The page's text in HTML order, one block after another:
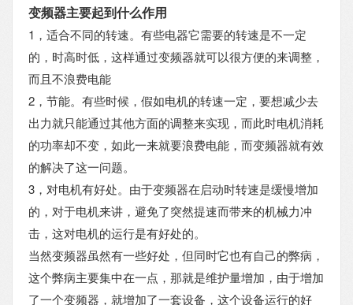
变频器主要起到什么作用
1，适合不同的转速。有些电器它需要的转速是不一定
的，时高时低，这样通过变频器就可以很方便的来调整，
而且不浪费电能
2，节能。有些时候，假如电机的转速一定，要想减少去
出力就只能通过其他方面的调整来实现，而此时电机消耗
的功率却不变，如此一来就要浪费电能，而变频器就有效
的解决了这一问题。
3，对电机有好处。由于变频器在启动时转速是缓慢增加
的，对于电机来讲，避免了突然提速而带来的机械力冲
击，这对电机的运行是有好处的。
当然变频器虽然有一些好处，但同时它也有自己的弊病，
这个弊病主要集中在一点，那就是维护量增加，由于增加
了一个变频器，就增加了一套设备，这个设备运行的好